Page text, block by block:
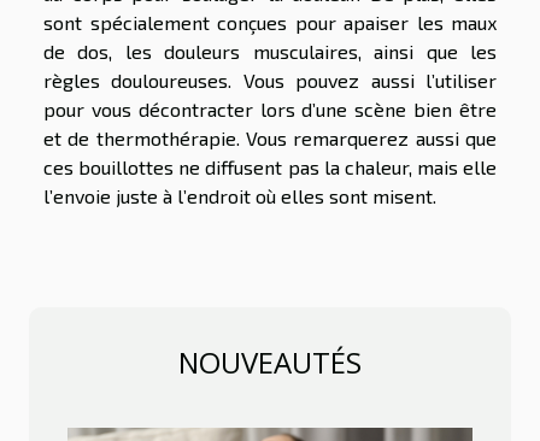
sont spécialement conçues pour apaiser les maux
de dos, les douleurs musculaires, ainsi que les
règles douloureuses. Vous pouvez aussi l’utiliser
pour vous décontracter lors d’une scène bien être
et de thermothérapie. Vous remarquerez aussi que
ces bouillottes ne diffusent pas la chaleur, mais elle
l’envoie juste à l’endroit où elles sont misent.
NOUVEAUTÉS